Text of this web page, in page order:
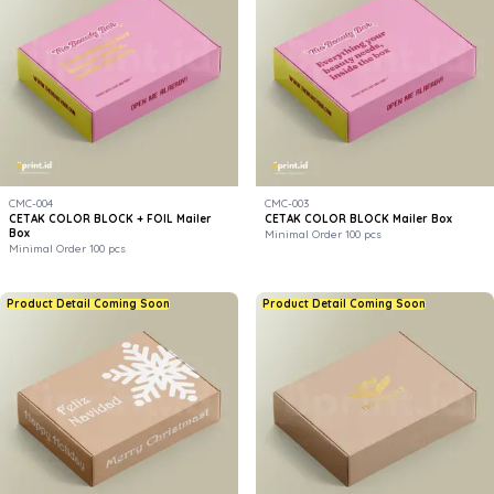
CMC-004
CETAK COLOR BLOCK + FOIL Mailer
Box
Minimal Order 100 pcs
CMC-003
CETAK COLOR BLOCK Mailer Box
Minimal Order 100 pcs
Product Detail Coming Soon Product Detail Coming Soon